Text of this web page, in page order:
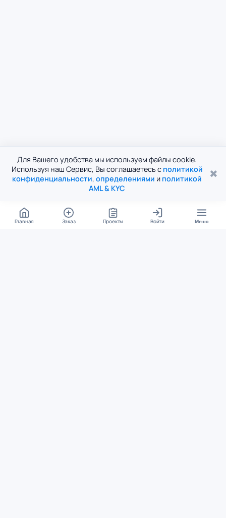
Для Вашего удобства мы используем файлы cookie.
Используя наш Сервис, Вы соглашаетесь с политикой
конфиденциальности, определениями и политикой
AML & KYC
✖
Главная Заказ Проекты Войти Меню